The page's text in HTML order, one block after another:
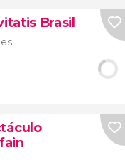
Brasil